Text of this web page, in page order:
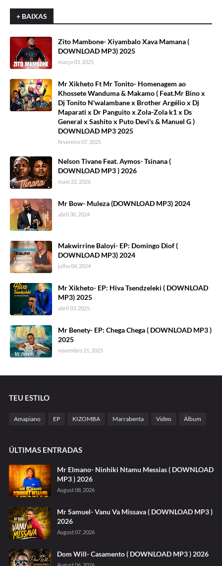
+ BAIXAS
Zito Mambone- Xiyambalo Xava Mamana (
DOWNLOAD MP3) 2025
março 03, 2025
Mr Xikheto Ft Mr Tonito- Homenagem ao
Khossete Wanduma & Makamo ( Feat.Mr Bino x
Dj Tonito N'walambane x Brother Argélio x Dj
Maparati x Dr Panguito x Zola-Zola k1 x Ds
General x Sashito x Puto Devi's & Manuel G )
DOWNLOAD MP3 2025
fevereiro 07, 2025
Nelson Tivane Feat. Aymos- Tsinana (
DOWNLOAD MP3 ) 2026
maio 22, 2026
Mr Bow- Muleza (DOWNLOAD MP3) 2024
abril 30, 2024
Makwirrine Baloyi- EP: Domingo Diof (
DOWNLOAD MP3) 2024
julho 04, 2024
Mr Xikheto- EP: Hiva Tsendzeleki ( DOWNLOAD
MP3) 2025
abril 03, 2025
Mr Benety- EP: Chega Chega ( DOWNLOAD MP3 )
2025
novembro 21, 2025
TEU ESTILO
Amapiano EP KIZOMBA Marrabenta Video Álbum
ÚLTIMAS ENTRADAS
Mr Elmano- Ninhiki Ntamu Messias ( DOWNLOAD
MP3 ) 2026
August 08, 2026
Mr Samuel- Vanu Va Missava ( DOWNLOAD MP3 )
2026
August 07, 2026
Dom Will- Casamento ( DOWNLOAD MP3 ) 2026